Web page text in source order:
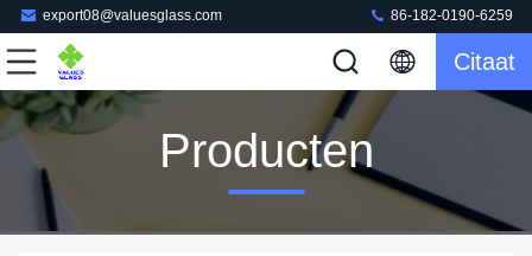
export08@valuesglass.com 86-182-0190-6259
Citaat
Producten